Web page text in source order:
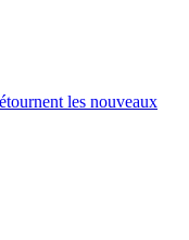
les nouveaux